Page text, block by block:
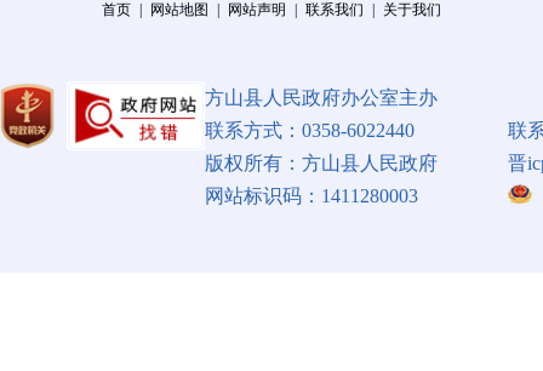
首页 网站地图 网站声明 联系我们 关于我们
方山县人民政府办公室主办
联系方式：0358-6022440
联
版权所有：方山县人民政府
晋
网站标识码：1411280003